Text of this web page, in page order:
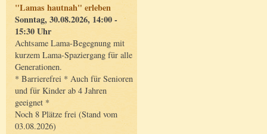
"Lamas hautnah" erleben
Sonntag, 30.08.2026, 14:00 -
15:30 Uhr
Achtsame Lama-Begegnung mit
kurzem Lama-Spaziergang für alle
Generationen.
* Barrierefrei * Auch für Senioren
und für Kinder ab 4 Jahren
geeignet *
Noch 8 Plätze frei (Stand vom
03.08.2026)